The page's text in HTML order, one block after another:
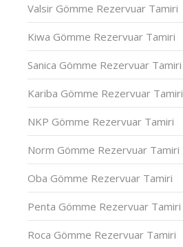
Valsir Gömme Rezervuar Tamiri
Kiwa Gömme Rezervuar Tamiri
Sanica Gömme Rezervuar Tamiri
Kariba Gömme Rezervuar Tamiri
NKP Gömme Rezervuar Tamiri
Norm Gömme Rezervuar Tamiri
Oba Gömme Rezervuar Tamiri
Penta Gömme Rezervuar Tamiri
Roca Gömme Rezervuar Tamiri